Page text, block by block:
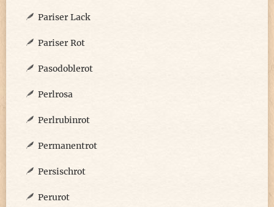
Pariser Lack
Pariser Rot
Pasodoblerot
Perlrosa
Perlrubinrot
Permanentrot
Persischrot
Perurot